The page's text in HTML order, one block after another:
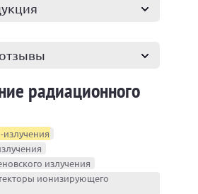
радиационного
излучения
ионизирующего